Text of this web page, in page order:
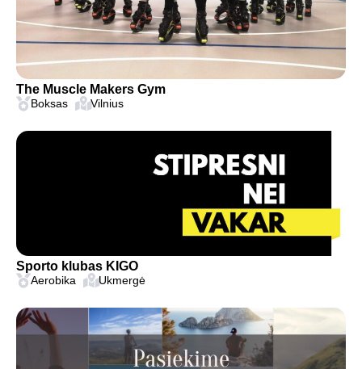
The Muscle Makers Gym
Boksas Vilnius
Sporto klubas KIGO
Aerobika Ukmergė